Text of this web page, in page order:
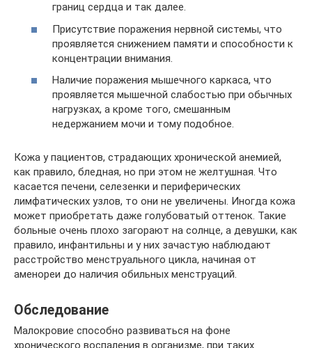
границ сердца и так далее.
Присутствие поражения нервной системы, что
проявляется снижением памяти и способности к
концентрации внимания.
Наличие поражения мышечного каркаса, что
проявляется мышечной слабостью при обычных
нагрузках, а кроме того, смешанным
недержанием мочи и тому подобное.
Кожа у пациентов, страдающих хронической анемией,
как правило, бледная, но при этом не желтушная. Что
касается печени, селезенки и периферических
лимфатических узлов, то они не увеличены. Иногда кожа
может приобретать даже голубоватый оттенок. Такие
больные очень плохо загорают на солнце, а девушки, как
правило, инфантильны и у них зачастую наблюдают
расстройство менструального цикла, начиная от
аменореи до наличия обильных менструаций.
Обследование
Малокровие способно развиваться на фоне
хронического воспаления в организме, при таких